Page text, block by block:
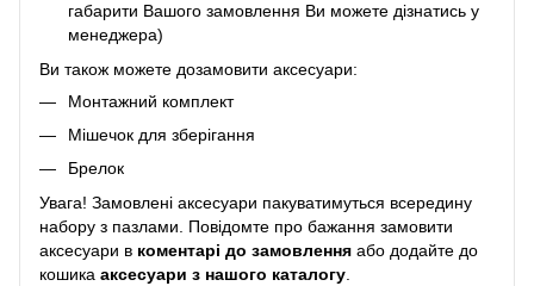
габарити Вашого замовлення Ви можете дізнатись у
менеджера)
Ви також можете дозамовити аксесуари:
Монтажний комплект
Мішечок для зберігання
Брелок
Увага! Замовлені аксесуари пакуватимуться всередину
набору з пазлами. Повідомте про бажання замовити
аксесуари в коментарі до замовлення або додайте до
кошика аксесуари з нашого каталогу